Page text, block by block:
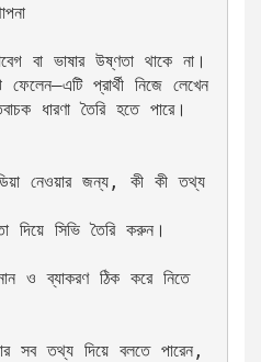
বা ভাষার উষ্ণতা থাকে না।
প্রার্থী নিজে লেখেন
ধারণা তৈরি হতে পারে।
নেওয়ার জন্য, কী কী তথ্য
দিয়ে সিভি তৈরি করুন।
ও ব্যাকরণ ঠিক করে নিতে
সব তথ্য দিয়ে বলতে পারেন,